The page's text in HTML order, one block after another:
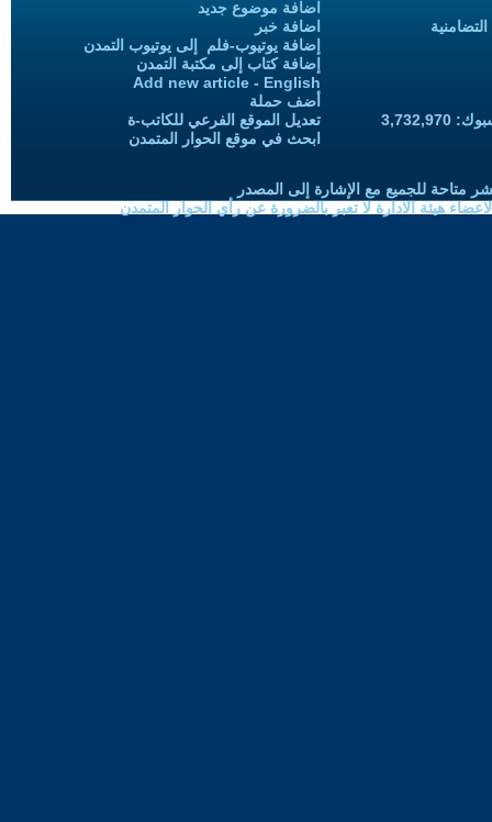
اضافة موضوع جديد
اضافة خبر
إضافة يوتيوب-فلم إلى يوتيوب التمدن
إضافة كتاب إلى مكتبة التمدن
Add new article - English
أضف حملة
تعديل الموقع الفرعي للكاتب-ة
ابحث في موقع الحوار المتمدن
متاحة للجميع مع الإشارة إلى المصدر
هيئة الادارة لا تعبر بالضرورة عن رأي الحوار المتمدن